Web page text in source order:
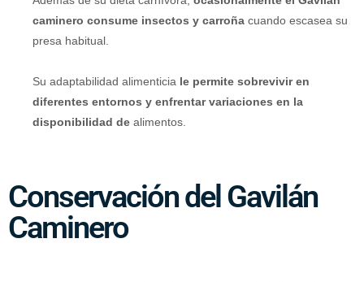
caminero consume insectos y carroña cuando escasea su
presa habitual.
Su adaptabilidad alimenticia le permite sobrevivir en
diferentes entornos y enfrentar variaciones en la
disponibilidad de alimentos.
Conservación del Gavilán
Caminero